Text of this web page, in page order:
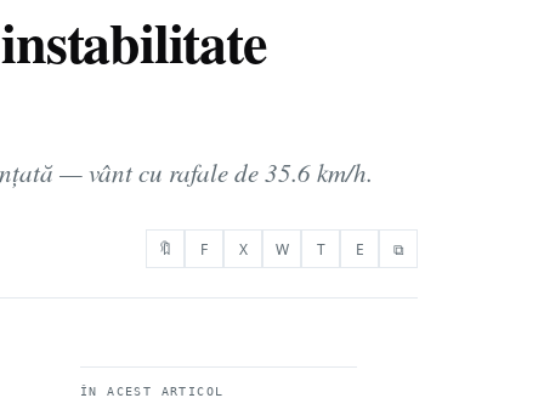
— vânt cu rafale de 35.6 km/h.
🔖 F X W T E ⧉
ÎN ACEST ARTICOL